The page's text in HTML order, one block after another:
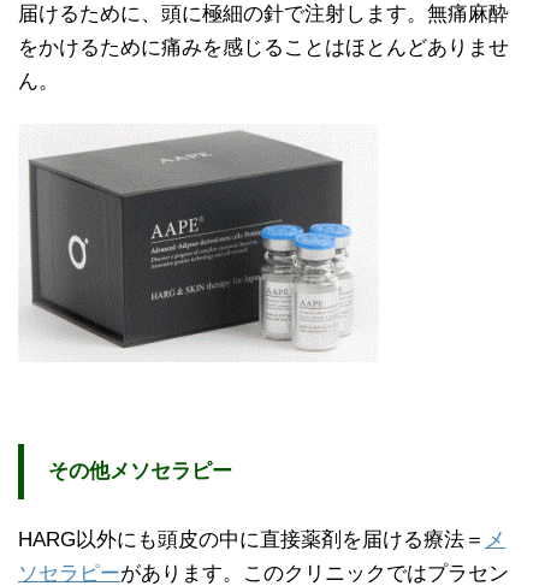
届けるために、頭に極細の針で注射します。無痛麻酔
をかけるために痛みを感じることはほとんどありませ
ん。
その他メソセラピー
HARG以外にも頭皮の中に直接薬剤を届ける療法＝ メ
ソセラピーがあります。このクリニックではプラセン